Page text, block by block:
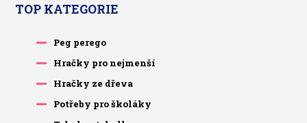
TOP KATEGORIE
Peg perego
Hračky pro nejmenší
Hračky ze dřeva
Potřeby pro školáky